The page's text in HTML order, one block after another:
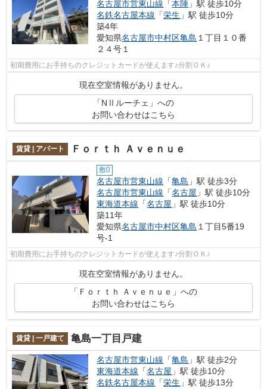
名古屋市営東山線 「本陣 」駅 徒歩10分
名鉄名古屋本線 「栄生 」駅 徒歩10分
築4年
愛知県名古屋市中村区亀島 １丁目１０番
２４号１
初期費用にお手持ちのクレジットカードが使えます♪分割ＯＫ♪
現在空室情報がありません。
「NⅡルーチェ」への
お問い合わせはこちら
賃貸 | アパート Ｆｏｒｔｈ Ａｖｅｎｕｅ
敷0
名古屋市営東山線 「亀島 」駅 徒歩3分
名古屋市営東山線 「名古屋 」駅 徒歩10分
東海道本線 「名古屋 」駅 徒歩10分
築11年
愛知県名古屋市中村区亀島 １丁目5番19
号-1
初期費用にお手持ちのクレジットカードが使えます♪分割ＯＫ♪
現在空室情報がありません。
「Ｆｏｒｔｈ Ａｖｅｎｕｅ」への
お問い合わせはこちら
賃貸 | 一戸建て 亀島一丁目戸建
名古屋市営東山線 「亀島 」駅 徒歩2分
東海道本線 「名古屋 」駅 徒歩10分
名鉄名古屋本線 「栄生 」駅 徒歩13分